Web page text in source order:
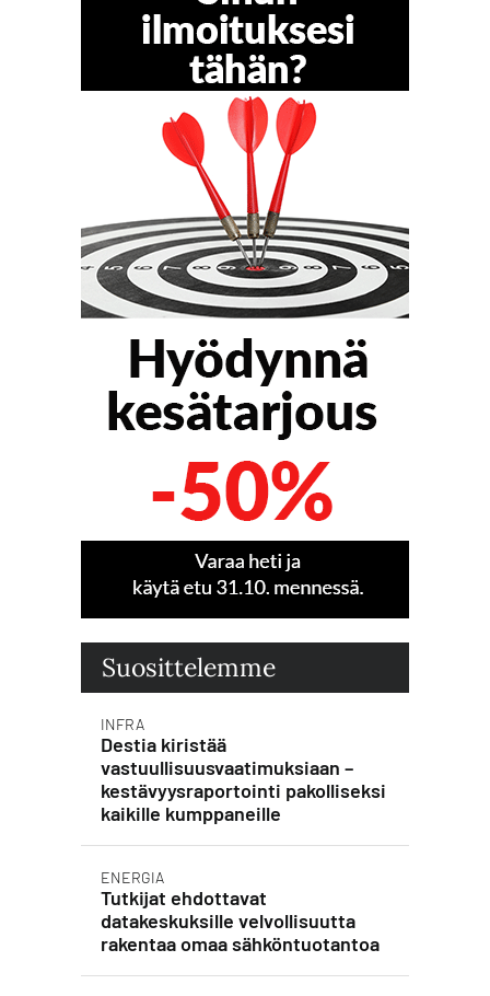
Suosittelemme
INFRA
Destia kiristää
vastuullisuusvaatimuksiaan –
kestävyysraportointi pakolliseksi
kaikille kumppaneille
ENERGIA
Tutkijat ehdottavat
datakeskuksille velvollisuutta
rakentaa omaa sähköntuotantoa